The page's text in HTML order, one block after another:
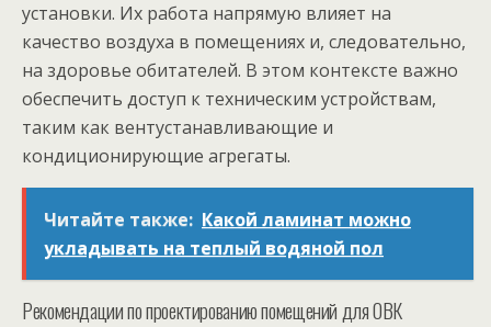
установки. Их работа напрямую влияет на
качество воздуха в помещениях и, следовательно,
на здоровье обитателей. В этом контексте важно
обеспечить доступ к техническим устройствам,
таким как вентустанавливающие и
кондиционирующие агрегаты.
Читайте также: Какой ламинат можно
укладывать на теплый водяной пол
Рекомендации по проектированию помещений для ОВК